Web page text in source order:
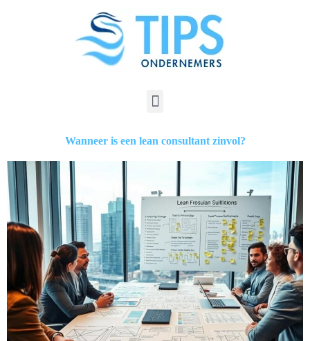
Wanneer is een lean consultant zinvol?